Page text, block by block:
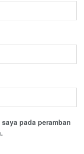
pada peramban